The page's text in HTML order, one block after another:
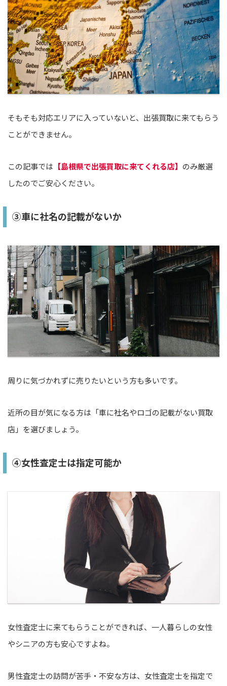
そもそも対応エリアに入っていないと、出張買取に来てもらう
ことができません。
この記事では 【島根県で出張買取に来てくれる店】 のみ厳選
したのでご安心ください。
③車に社名の記載がないか
周りに気づかれずに売りたいという方も多いです。
近所の目が気になる方は「車に社名やロゴの記載がない買取
店」を選びましょう。
④女性査定士は指定可能か
女性査定士に来てもらうことができれば、一人暮らしの女性
やシニアの方も安心ですよね。
男性査定士の訪問が苦手・不安な方は、女性査定士を指定で